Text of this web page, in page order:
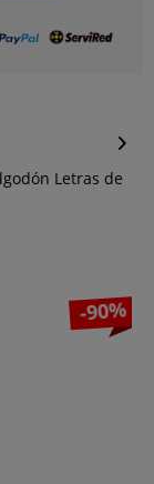
Letras de
-90%